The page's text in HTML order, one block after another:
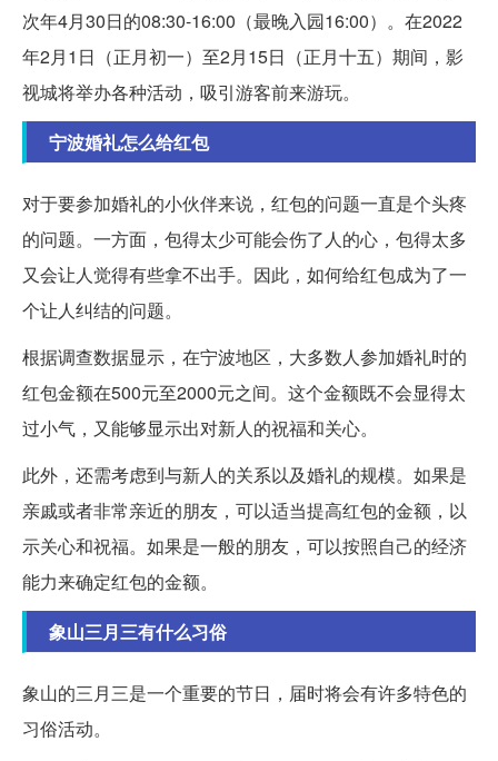
次年4月30日的08:30-16:00（最晚入园16:00）。在2022
年2月1日（正月初一）至2月15日（正月十五）期间，影
视城将举办各种活动，吸引游客前来游玩。
宁波婚礼怎么给红包
对于要参加婚礼的小伙伴来说，红包的问题一直是个头疼
的问题。一方面，包得太少可能会伤了人的心，包得太多
又会让人觉得有些拿不出手。因此，如何给红包成为了一
个让人纠结的问题。
根据调查数据显示，在宁波地区，大多数人参加婚礼时的
红包金额在500元至2000元之间。这个金额既不会显得太
过小气，又能够显示出对新人的祝福和关心。
此外，还需考虑到与新人的关系以及婚礼的规模。如果是
亲戚或者非常亲近的朋友，可以适当提高红包的金额，以
示关心和祝福。如果是一般的朋友，可以按照自己的经济
能力来确定红包的金额。
象山三月三有什么习俗
象山的三月三是一个重要的节日，届时将会有许多特色的
习俗活动。